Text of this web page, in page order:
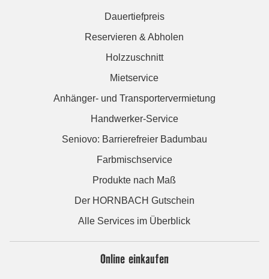
Dauertiefpreis
Reservieren & Abholen
Holzzuschnitt
Mietservice
Anhänger- und Transportervermietung
Handwerker-Service
Seniovo: Barrierefreier Badumbau
Farbmischservice
Produkte nach Maß
Der HORNBACH Gutschein
Alle Services im Überblick
Online einkaufen